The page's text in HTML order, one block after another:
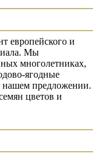
европейского и
Мы
многолетниках,
ягодные
нашем предложении.
цветов и